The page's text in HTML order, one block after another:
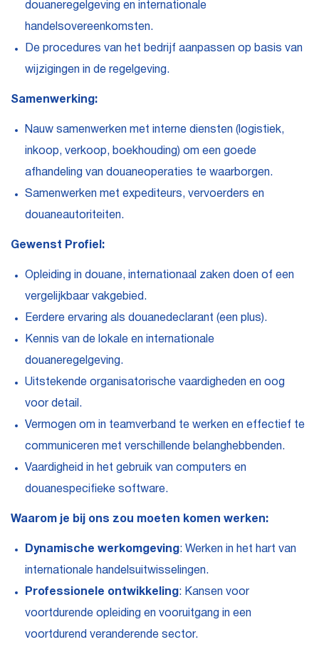
douaneregelgeving en internationale
handelsovereenkomsten.
De procedures van het bedrijf aanpassen op basis van
wijzigingen in de regelgeving.
Samenwerking:
Nauw samenwerken met interne diensten (logistiek,
inkoop, verkoop, boekhouding) om een goede
afhandeling van douaneoperaties te waarborgen.
Samenwerken met expediteurs, vervoerders en
douaneautoriteiten.
Gewenst Profiel:
Opleiding in douane, internationaal zaken doen of een
vergelijkbaar vakgebied.
Eerdere ervaring als douanedeclarant (een plus).
Kennis van de lokale en internationale
douaneregelgeving.
Uitstekende organisatorische vaardigheden en oog
voor detail.
Vermogen om in teamverband te werken en effectief te
communiceren met verschillende belanghebbenden.
Vaardigheid in het gebruik van computers en
douanespecifieke software.
Waarom je bij ons zou moeten komen werken:
Dynamische werkomgeving : Werken in het hart van
internationale handelsuitwisselingen.
Professionele ontwikkeling : Kansen voor
voortdurende opleiding en vooruitgang in een
voortdurend veranderende sector.